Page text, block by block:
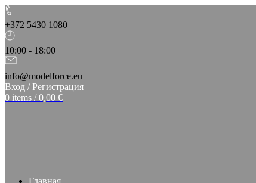
+372 5430 1080
10:00 - 18:00
info@modelforce.eu
Вход / Регистрация
0 items / 0,00 €
Главная